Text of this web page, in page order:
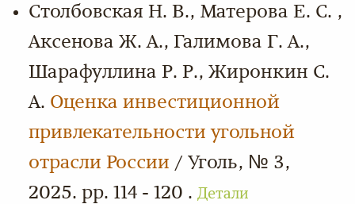
Столбовская Н. В., Матерова Е. С. ,
Аксенова Ж. А., Галимова Г. А.,
Шарафуллина Р. Р., Жиронкин С.
А. Оценка инвестиционной
привлекательности угольной
отрасли России / Уголь, № 3,
2025. pp. 114 - 120 . Детали